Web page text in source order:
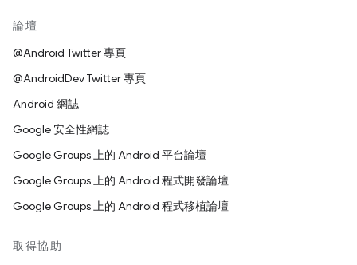
論壇
@Android Twitter 專頁
@AndroidDev Twitter 專頁
Android 網誌
Google 安全性網誌
Google Groups 上的 Android 平台論壇
Google Groups 上的 Android 程式開發論壇
Google Groups 上的 Android 程式移植論壇
取得協助